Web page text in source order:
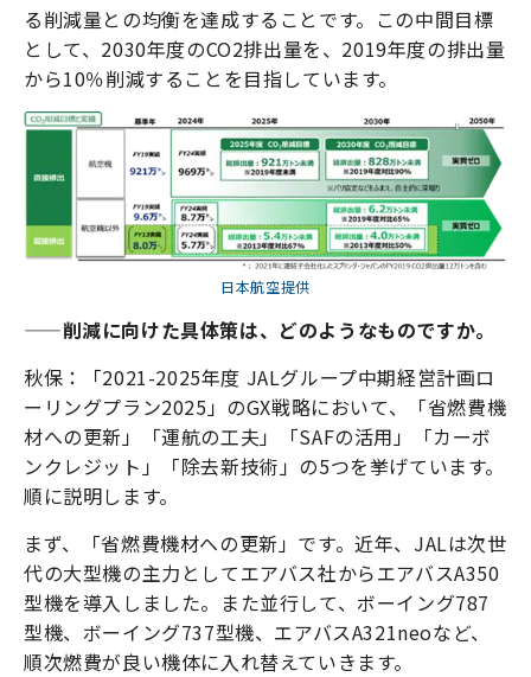
る削減量との均衡を達成することです。この中間目標
として、2030年度のCO2排出量を、2019年度の排出量
から10％削減することを目指しています。
日本航空提供
——削減に向けた具体策は、どのようなものですか。
秋保：「2021-2025年度 JALグループ中期経営計画ロ
ーリングプラン2025」のGX戦略において、「省燃費機
材への更新」「運航の工夫」「SAFの活用」「カーボ
ンクレジット」「除去新技術」の5つを挙げています。
順に説明します。
まず、「省燃費機材への更新」です。近年、JALは次世
代の大型機の主力としてエアバス社からエアバスA350
型機を導入しました。また並行して、ボーイング787
型機、ボーイング737型機、エアバスA321neoなど、
順次燃費が良い機体に入れ替えていきます。